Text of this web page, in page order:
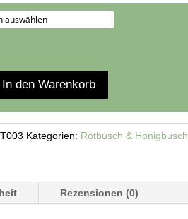
In den Warenkorb
Kategorien: Rotbusch & Honigbusch
Rezensionen (0)